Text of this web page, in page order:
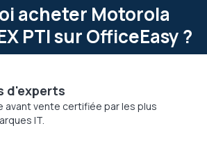
acheter Motorola
PTI sur OfficeEasy ?
d'experts
avant vente certifiée par les plus
IT.